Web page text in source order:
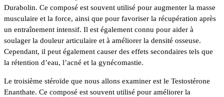
Durabolin. Ce composé est souvent utilisé pour augmenter la masse
musculaire et la force, ainsi que pour favoriser la récupération après
un entraînement intensif. Il est également connu pour aider à
soulager la douleur articulaire et à améliorer la densité osseuse.
Cependant, il peut également causer des effets secondaires tels que
la rétention d’eau, l’acné et la gynécomastie.
Le troisième stéroïde que nous allons examiner est le Testostérone
Enanthate. Ce composé est souvent utilisé pour améliorer la